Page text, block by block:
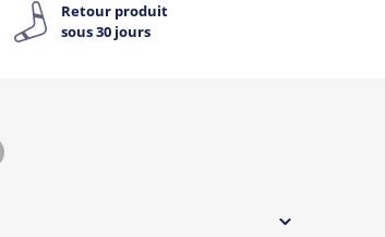
Retour produit
sous 30 jours